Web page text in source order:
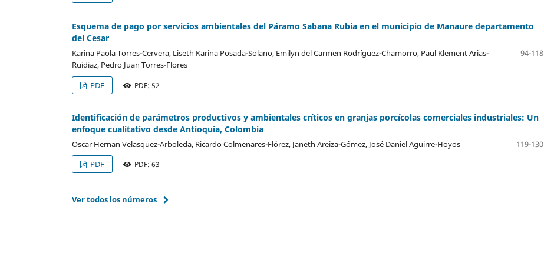
Esquema de pago por servicios ambientales del Páramo Sabana Rubia en el municipio de Manaure departamento
del Cesar
Karina Paola Torres-Cervera, Liseth Karina Posada-Solano, Emilyn del Carmen Rodríguez-Chamorro, Paul Klement Arias-
Ruidiaz, Pedro Juan Torres-Flores
94-118
PDF PDF: 52
Identificación de parámetros productivos y ambientales críticos en granjas porcícolas comerciales industriales: Un
enfoque cualitativo desde Antioquia, Colombia
Oscar Hernan Velasquez-Arboleda, Ricardo Colmenares-Flórez, Janeth Areiza-Gómez, José Daniel Aguirre-Hoyos
119-130
PDF
PDF: 63
Ver todos los números